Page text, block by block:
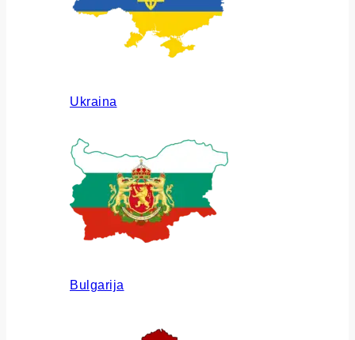
Ukraina
Bulgarija